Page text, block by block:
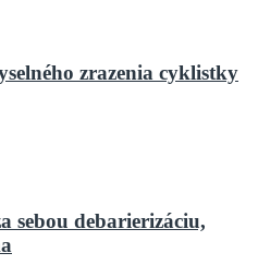
zrazenia cyklistky
sebou debarierizáciu,